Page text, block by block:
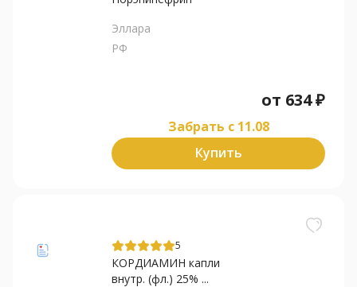
Эллара
РФ
от 634₽
Забрать c 11.08
Купить
5
КОРДИАМИН капли
внутр. (фл.) 25% ...